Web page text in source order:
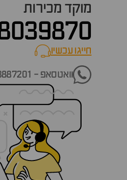
מוקד מכירות
חייגו עכשיוcall now
וואטסאפ - 054-3887201